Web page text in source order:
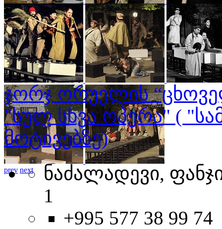
prev next
prev next
ჯორჯ ორუელის
"სულ სხვა ოპერა" (
მოტივებზე)
ნაძალადევი,
1
+995 577 38 99 74